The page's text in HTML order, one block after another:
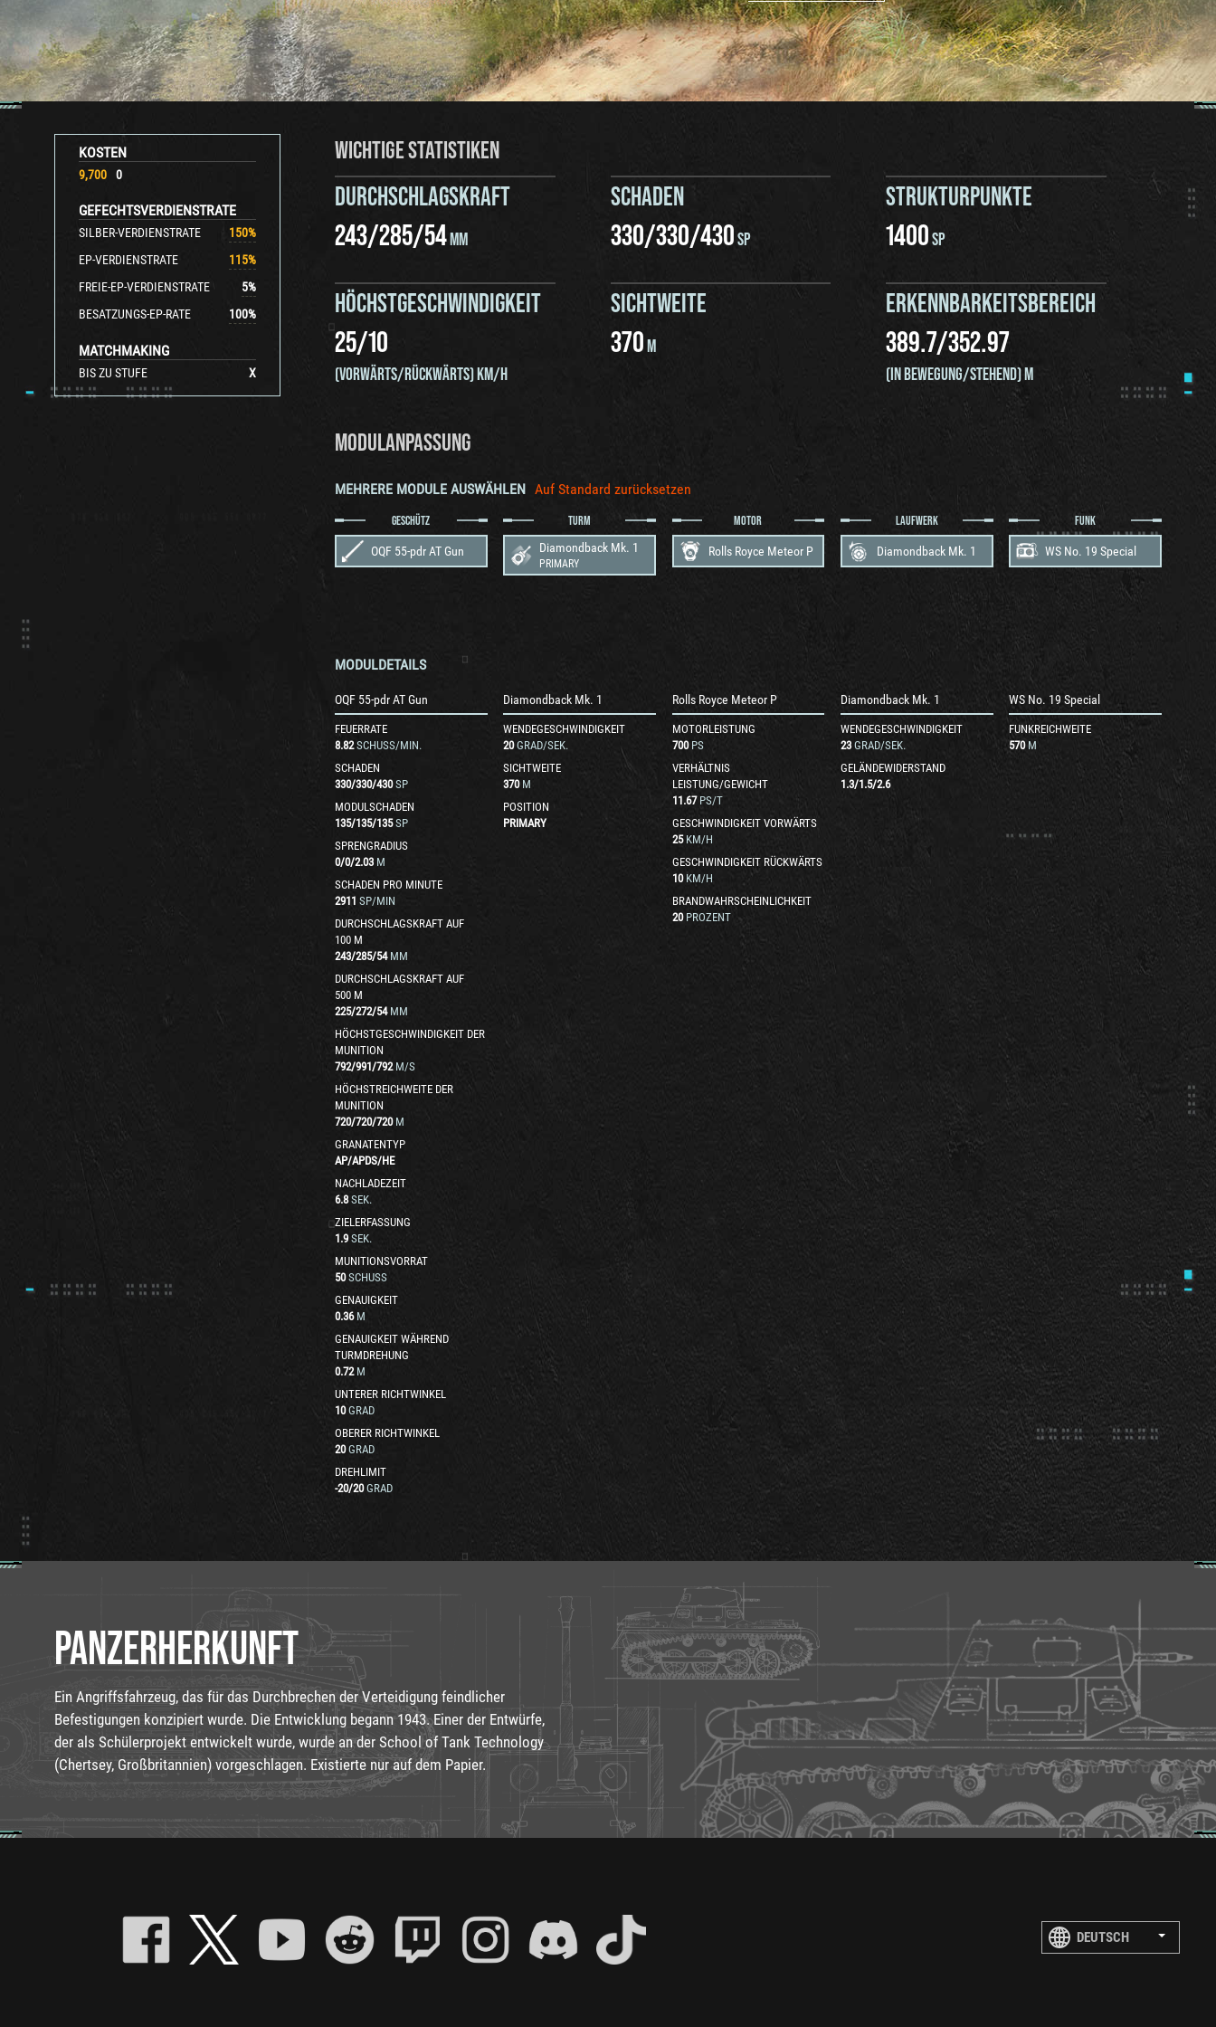
KOSTEN
9,700 0
GEFECHTSVERDIENSTRATE
SILBER-VERDIENSTRATE 150%
EP-VERDIENSTRATE
115%
FREIE-EP-VERDIENSTRATE
5%
BESATZUNGS-EP-RATE
100%
MATCHMAKING
BIS ZU STUFE X
WICHTIGE STATISTIKEN
DURCHSCHLAGSKRAFT
243/285/54MM
SCHADEN
330/330/430SP
STRUKTURPUNKTE
1400SP
HÖCHSTGESCHWINDIGKEIT
25/10
(VORWÄRTS/RÜCKWÄRTS) KM/H
SICHTWEITE
370M
ERKENNBARKEITSBEREICH
389.7/352.97
(IN BEWEGUNG/STEHEND) M
MODULANPASSUNG
MEHRERE MODULE AUSWÄHLEN Auf Standard zurücksetzen
GESCHÜTZ
OQF 55-pdr AT Gun
TURM
Diamondback Mk. 1
PRIMARY
MOTOR
Rolls Royce Meteor P
LAUFWERK
Diamondback Mk. 1
FUNK
WS No. 19 Special
MODULDETAILS
OQF 55-pdr AT Gun
FEUERRATE
8.82 SCHUSS/MIN.
SCHADEN
330/330/430 SP
MODULSCHADEN
135/135/135 SP
SPRENGRADIUS
0/0/2.03 M
SCHADEN PRO MINUTE
2911 SP/MIN
DURCHSCHLAGSKRAFT AUF
100 M
243/285/54 MM
DURCHSCHLAGSKRAFT AUF
500 M
225/272/54 MM
HÖCHSTGESCHWINDIGKEIT DER
MUNITION
792/991/792 M/S
HÖCHSTREICHWEITE DER
MUNITION
720/720/720 M
GRANATENTYP
AP/APDS/HE
NACHLADEZEIT
6.8 SEK.
ZIELERFASSUNG
1.9 SEK.
MUNITIONSVORRAT
50 SCHUSS
GENAUIGKEIT
0.36 M
GENAUIGKEIT WÄHREND
TURMDREHUNG
0.72 M
UNTERER RICHTWINKEL
10 GRAD
OBERER RICHTWINKEL
20 GRAD
DREHLIMIT
-20/20 GRAD
Diamondback Mk. 1
WENDEGESCHWINDIGKEIT
20 GRAD/SEK.
SICHTWEITE
370 M
POSITION
PRIMARY
Rolls Royce Meteor P
MOTORLEISTUNG
700 PS
VERHÄLTNIS
LEISTUNG/GEWICHT
11.67 PS/T
GESCHWINDIGKEIT VORWÄRTS
25 KM/H
GESCHWINDIGKEIT RÜCKWÄRTS
10 KM/H
BRANDWAHRSCHEINLICHKEIT
20 PROZENT
Diamondback Mk. 1
WENDEGESCHWINDIGKEIT
23 GRAD/SEK.
GELÄNDEWIDERSTAND
1.3/1.5/2.6
WS No. 19 Special
FUNKREICHWEITE
570 M
PANZERHERKUNFT
Ein Angriffsfahrzeug, das für das Durchbrechen der Verteidigung feindlicher
Befestigungen konzipiert wurde. Die Entwicklung begann 1943. Einer der Entwürfe,
der als Schülerprojekt entwickelt wurde, wurde an der School of Tank Technology
(Chertsey, Großbritannien) vorgeschlagen. Existierte nur auf dem Papier.